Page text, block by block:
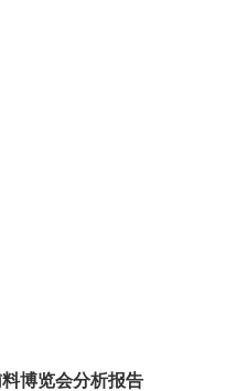
博览会分析报告